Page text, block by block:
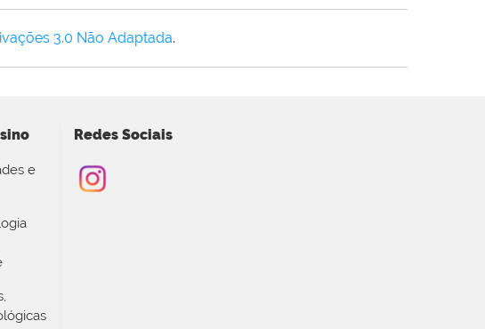
3.0 Não Adaptada.
e
Redes Sociais